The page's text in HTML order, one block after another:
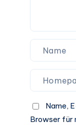
Name,
Browser für